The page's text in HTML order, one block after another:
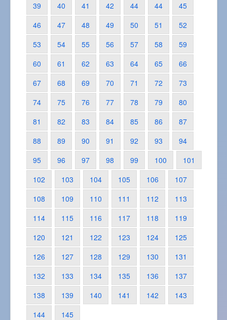
39
40 41 42 44 44
45
46
47 48 49 50 51
52
53
54 55 56 57 58
59
60
61 62 63 64 65
66
67
68 69 70 71 72
73
74
75 76 77 78 79
80
81
82 83 84 85 86
87
88
89 90 91 92 93
94
95
96 97 98 99 100
101
102
103 104 105 106
107
108
109 110 111 112
113
114
115 116 117 118
119
120
121 122 123 124
125
126
127 128 129 130
131
132
133 134 135 136
137
138
139 140 141 142
143
144
145